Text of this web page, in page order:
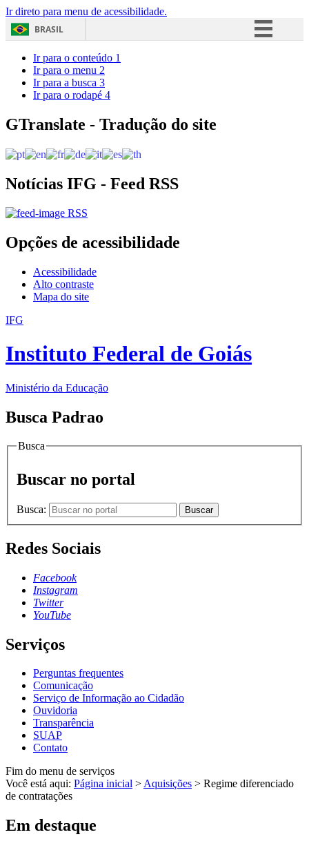
Ir direto para menu de acessibilidade.
BRASIL
Acesso à informação
Ir para o conteúdo 1
Ir para o menu 2
Ir para a busca 3
Ir para o rodapé 4
GTranslate - Tradução do site
Notícias IFG - Feed RSS
RSS
Opções de acessibilidade
Acessibilidade
Alto contraste
Mapa do site
IFG
Instituto Federal de Goiás
Ministério da Educação
Busca Padrao
Busca
Buscar no portal
Busca: Buscar
Redes Sociais
Facebook
Instagram
Twitter
YouTube
Serviços
Perguntas frequentes
Comunicação
Serviço de Informação ao Cidadão
Ouvidoria
Transparência
SUAP
Contato
Fim do menu de serviços
Você está aqui: Página inicial >Aquisições > Regime diferenciado
de contratações
Em destaque